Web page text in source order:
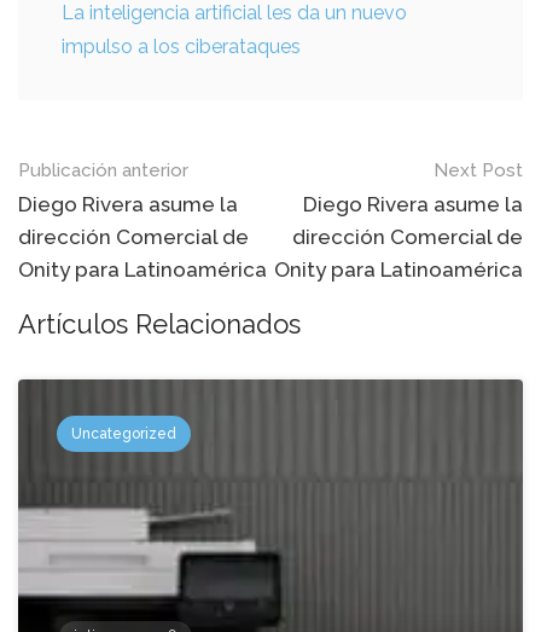
La inteligencia artificial les da un nuevo
impulso a los ciberataques
Mensaje
de
navegación
Publicación anterior
Diego Rivera asume la
dirección Comercial de
Onity para Latinoamérica
Next Post
Diego Rivera asume la
dirección Comercial de
Onity para Latinoamérica
Artículos Relacionados
Uncategorized